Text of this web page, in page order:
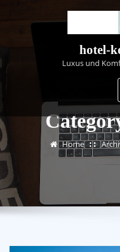
hotel-
Luxus und
Home